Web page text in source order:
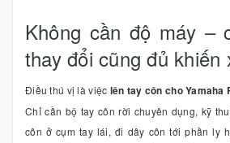
Không cần độ máy –
thay đổi cũng đủ khiến
Điều thú vị là việc lên tay côn cho Yamaha
Chỉ cần bộ tay côn rời chuyên dụng, kỹ
côn ở cụm tay lái, đi dây côn tới phần ly